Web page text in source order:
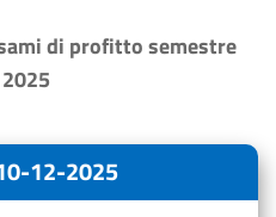
di profitto semestre
12-2025